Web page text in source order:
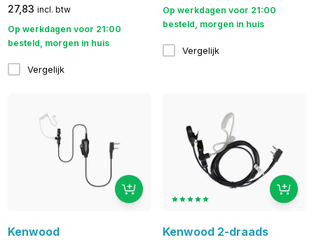
27,83 incl. btw
Op werkdagen voor 21:00
besteld, morgen in huis
Vergelijk
Op werkdagen voor 21:00
besteld, morgen in huis
Vergelijk
Kenwood
Kenwood 2-draads